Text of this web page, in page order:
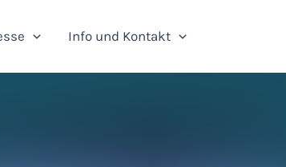
Info und Kontakt